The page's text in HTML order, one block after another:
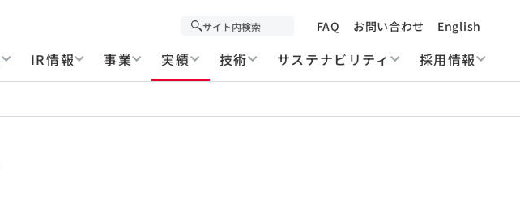
FAQ お問い合わせ English
IR情報 事業 実績 技術 サステナビリティ 採用情報